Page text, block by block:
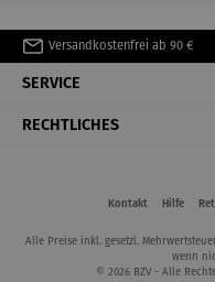
Versandkostenfrei ab 90 €
SERVICE
RECHTLICHES
Kontakt Hilfe
Alle Preise inkl. gesetzl.
wenn
© 2026 BZV - Alle